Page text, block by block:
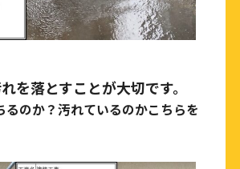
を落とすことが大切です。
るのか？汚れているのかこちらを